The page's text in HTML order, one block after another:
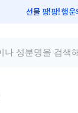
선물 팡!팡! 행운